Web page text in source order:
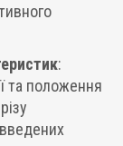
:
та положення